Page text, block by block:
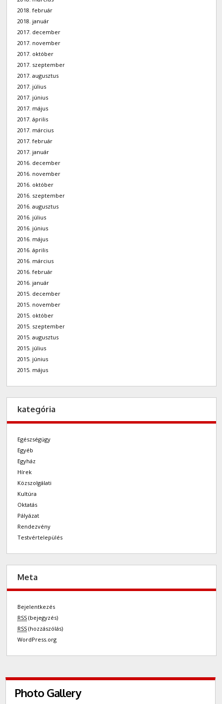
2018. február
2018. január
2017. december
2017. november
2017. október
2017. szeptember
2017. augusztus
2017. július
2017. június
2017. május
2017. április
2017. március
2017. február
2017. január
2016. december
2016. november
2016. október
2016. szeptember
2016. augusztus
2016. július
2016. június
2016. május
2016. április
2016. március
2016. február
2016. január
2015. december
2015. november
2015. október
2015. szeptember
2015. augusztus
2015. július
2015. június
2015. május
kategória
Egészségügy
Egyéb
Egyház
Hírek
Közszolgálati
Kultúra
Oktatás
Pályázat
Rendezvény
Testvértelepülés
Meta
Bejelentkezés
RSS (bejegyzés)
RSS (hozzászólás)
WordPress.org
Photo Gallery